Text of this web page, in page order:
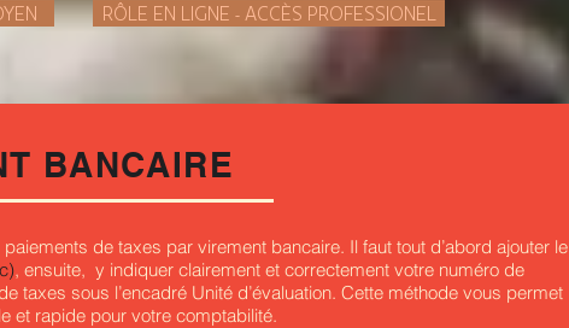
RÔLE EN LIGNE - ACCÈS PROFESSIONEL
BANCAIRE
de taxes par virement bancaire. Il faut tout d’abord ajouter le
, ensuite, y indiquer clairement et correctement votre numéro de
taxes sous l’encadré Unité d’évaluation. Cette méthode vous permet
et rapide pour votre comptabilité.